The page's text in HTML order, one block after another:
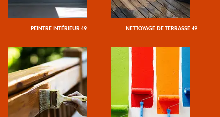
PEINTRE INTÉRIEUR 49 NETTOYAGE DE TERRASSE 49